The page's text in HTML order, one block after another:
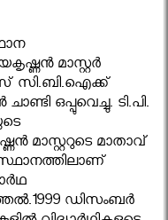
മാസ്റ്റര്‍
സി.ബി.ഐക്ക്
ഒപ്പുവെച്ചു. ടി.പി.
മാസ്റ്ററുടെ മാതാവ്
ഡിസംബര്‍